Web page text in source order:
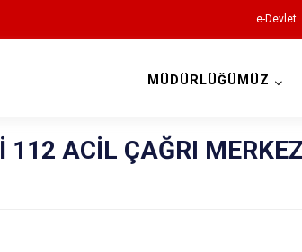
e-Devlet
MÜDÜRLÜĞÜMÜZ
112 ACİL ÇAĞRI